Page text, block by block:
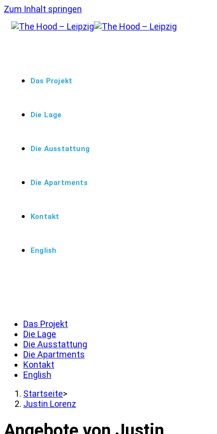
Zum Inhalt springen
Das Projekt
Die Lage
Die Ausstattung
Die Apartments
Kontakt
English
Das Projekt
Die Lage
Die Ausstattung
Die Apartments
Kontakt
English
Startseite>
Justin Lorenz